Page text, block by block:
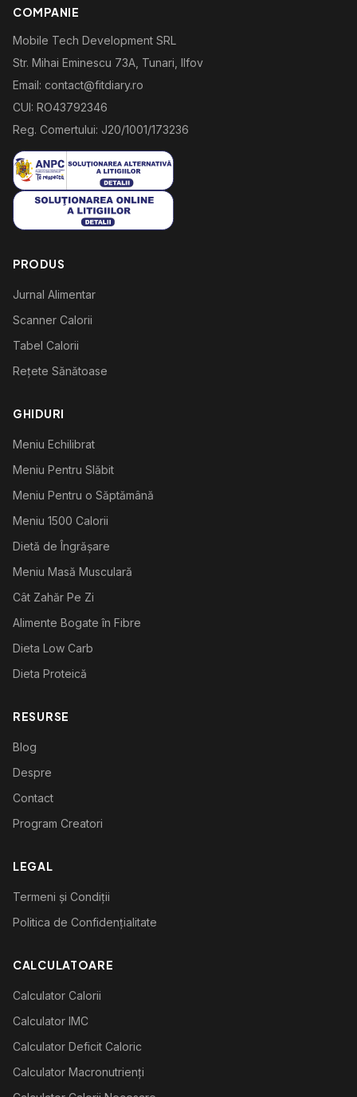
COMPANIE
Mobile Tech Development SRL
Str. Mihai Eminescu 73A, Tunari, Ilfov
Email: contact@fitdiary.ro
CUI: RO43792346
Reg. Comertului: J20/1001/173236
PRODUS
Jurnal Alimentar
Scanner Calorii
Tabel Calorii
Rețete Sănătoase
GHIDURI
Meniu Echilibrat
Meniu Pentru Slăbit
Meniu Pentru o Săptămână
Meniu 1500 Calorii
Dietă de Îngrășare
Meniu Masă Musculară
Cât Zahăr Pe Zi
Alimente Bogate în Fibre
Dieta Low Carb
Dieta Proteică
RESURSE
Blog
Despre
Contact
Program Creatori
LEGAL
Termeni și Condiții
Politica de Confidențialitate
CALCULATOARE
Calculator Calorii
Calculator IMC
Calculator Deficit Caloric
Calculator Macronutrienți